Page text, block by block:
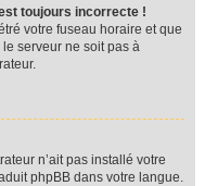
toujours incorrecte !
votre fuseau horaire et que
le serveur ne soit pas à
n’ait pas installé votre
phpBB dans votre langue.